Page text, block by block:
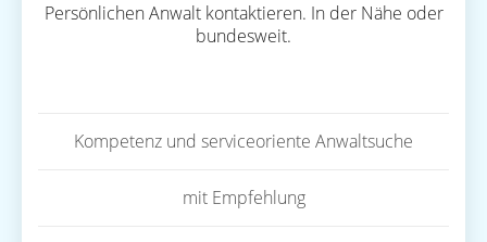
Persönlichen Anwalt kontaktieren. In der Nähe oder
bundesweit.
Kompetenz und serviceoriente Anwaltsuche
mit Empfehlung